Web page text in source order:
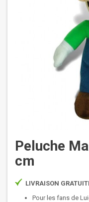
Peluche
cm
LIVRAISON
Pour les fans de